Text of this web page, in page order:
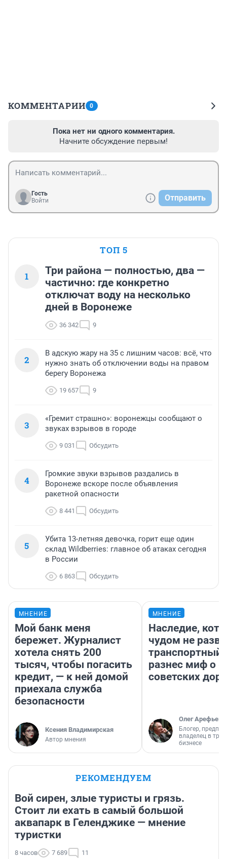
КОММЕНТАРИИ 0
Пока нет ни одного комментария.
Начните обсуждение первым!
Гость
Войти
Отправить
ТОП 5
1
Три района — полностью, два —
частично: где конкретно
отключат воду на несколько
дней в Воронеже
36 342 9
2
В адскую жару на 35 с лишним часов: всё, что
нужно знать об отключении воды на правом
берегу Воронежа
19 657 9
3
«Гремит страшно»: воронежцы сообщают о
звуках взрывов в городе
9 031 Обсудить
4
Громкие звуки взрывов раздались в
Воронеже вскоре после объявления
ракетной опасности
8 441 Обсудить
5
Убита 13-летняя девочка, горит еще один
склад Wildberries: главное об атаках сегодня
в России
6 863 Обсудить
МНЕНИЕ
Мой банк меня
бережет. Журналист
хотела снять 200
тысяч, чтобы погасить
кредит, — к ней домой
приехала служба
безопасности
Ксения Владимирская
Автор мнения
МНЕНИЕ
Наследие,
чудом не
транспортный
разнес миф о
советских
Олег Арефьев
Блогер,
владелец в
бизнесе
РЕКОМЕНДУЕМ
Вой сирен, злые туристы и грязь.
Стоит ли ехать в самый большой
аквапарк в Геленджике — мнение
туристки
8 часов 7 689 11